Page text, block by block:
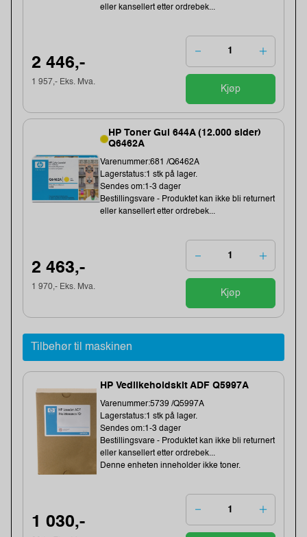
eller kansellert etter ordrebek...
2 446,-
1 957,- Eks. Mva.
Kjøp
HP Toner Gul 644A (12.000 sider)
Q6462A
Varenummer:681 /Q6462A
Lagerstatus:1 stk på lager.
Sendes om:1-3 dager
Bestillingsvare - Produktet kan ikke bli returnert
eller kansellert etter ordrebek...
2 463,-
1 970,- Eks. Mva.
Kjøp
Tilbehør til maskinen
HP Vedlikeholdskit ADF Q5997A
Varenummer:5739 /Q5997A
Lagerstatus:1 stk på lager.
Sendes om:1-3 dager
Bestillingsvare - Produktet kan ikke bli returnert
eller kansellert etter ordrebek...
Denne enheten inneholder ikke toner.
1 030,-